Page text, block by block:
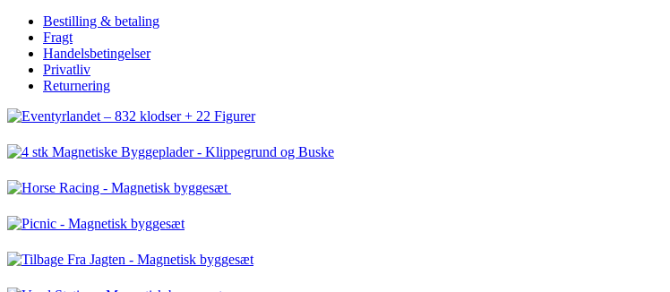
Bestilling & betaling
Fragt
Handelsbetingelser
Privatliv
Returnering